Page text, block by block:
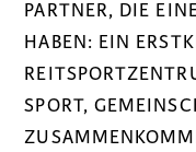
PARTNER, DIE
HABEN: EIN
SPORT,